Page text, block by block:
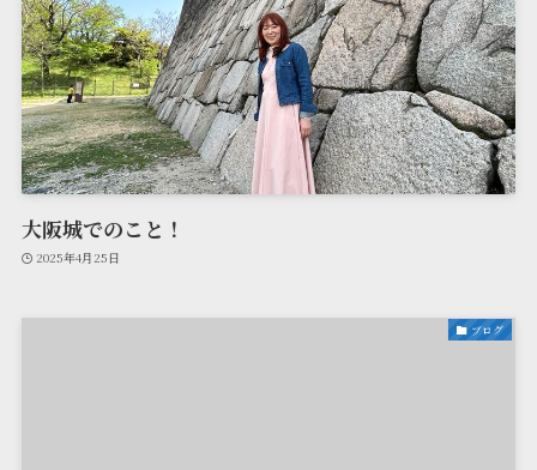
大阪城でのこと！
2025年4月25日
ブログ